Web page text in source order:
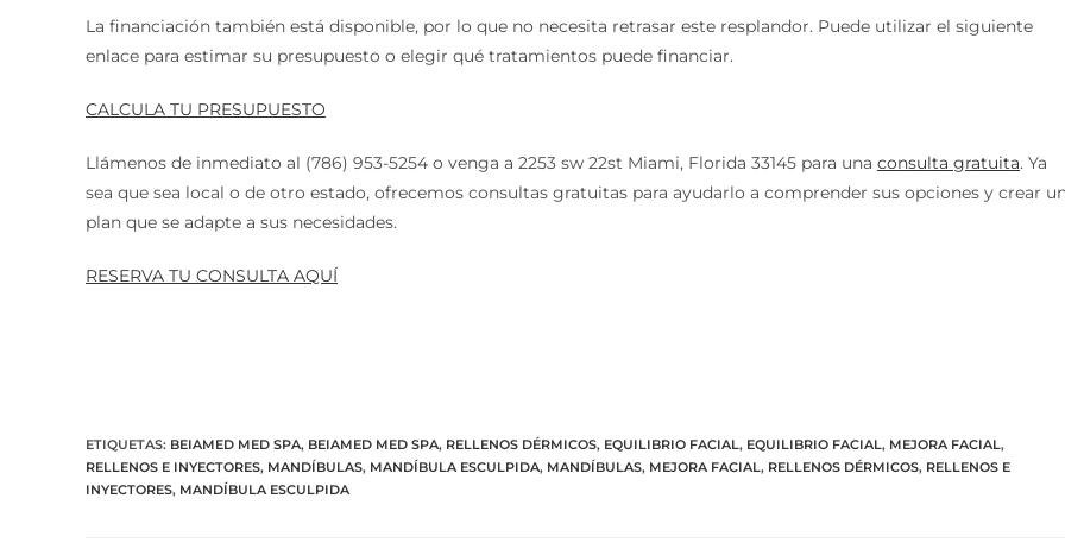
La financiación también está disponible, por lo que no necesita retrasar este resplandor. Puede utilizar el siguiente
enlace para estimar su presupuesto o elegir qué tratamientos puede financiar.
CALCULA TU PRESUPUESTO
Llámenos de inmediato al (786) 953-5254 o venga a 2253 sw 22st Miami, Florida 33145 para una consulta gratuita. Ya
sea que sea local o de otro estado, ofrecemos consultas gratuitas para ayudarlo a comprender sus opciones y crear
plan que se adapte a sus necesidades.
RESERVA TU CONSULTA AQUÍ
ETIQUETAS: BEIAMED MED SPA, BEIAMED MED SPA, RELLENOS DÉRMICOS, EQUILIBRIO FACIAL, EQUILIBRIO FACIAL, MEJORA FACIAL,
RELLENOS E INYECTORES, MANDÍBULAS, MANDÍBULA ESCULPIDA, MANDÍBULAS, MEJORA FACIAL, RELLENOS DÉRMICOS, RELLENOS E
INYECTORES, MANDÍBULA ESCULPIDA